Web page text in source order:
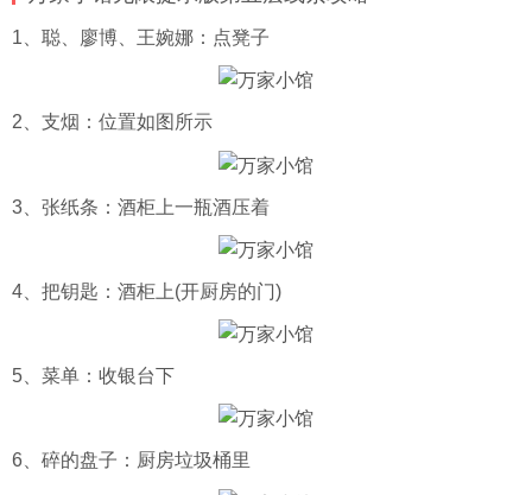
1、聪、廖博、王婉娜：点凳子
2、支烟：位置如图所示
3、张纸条：酒柜上一瓶酒压着
4、把钥匙：酒柜上(开厨房的门)
5、菜单：收银台下
6、碎的盘子：厨房垃圾桶里